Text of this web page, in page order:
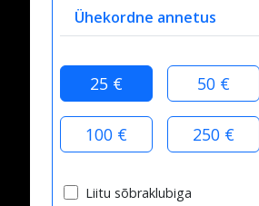
Ühekordne annetus
25 € 50 €
100 € 250 €
Liitu sõbraklubiga